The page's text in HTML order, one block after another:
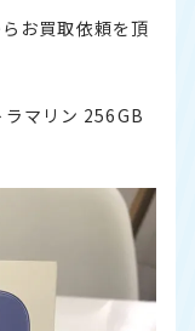
お買取依頼を頂
ラマリン 256GB